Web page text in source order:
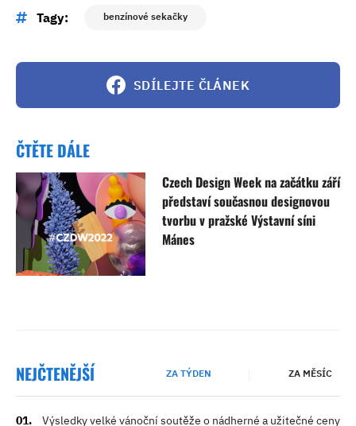
Tagy: benzínové sekačky
SDÍLEJTE ČLÁNEK
ČTĚTE DÁLE
Czech Design Week na začátku září
představí současnou designovou
tvorbu v pražské Výstavní síni
Mánes
NEJČTENĚJŠÍ ZA TÝDEN ZA MĚSÍC
Výsledky velké vánoční soutěže o nádherné a užitečné ceny